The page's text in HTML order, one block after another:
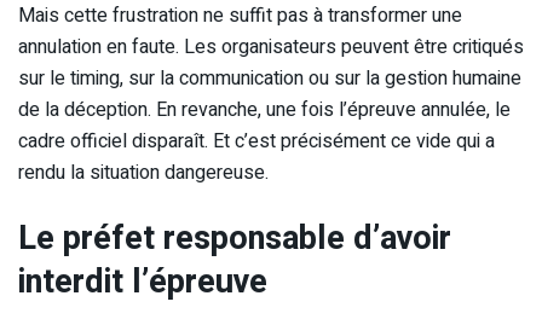
Mais cette frustration ne suffit pas à transformer une
annulation en faute. Les organisateurs peuvent être critiqués
sur le timing, sur la communication ou sur la gestion humaine
de la déception. En revanche, une fois l’épreuve annulée, le
cadre officiel disparaît. Et c’est précisément ce vide qui a
rendu la situation dangereuse.
Le préfet responsable d’avoir
interdit l’épreuve